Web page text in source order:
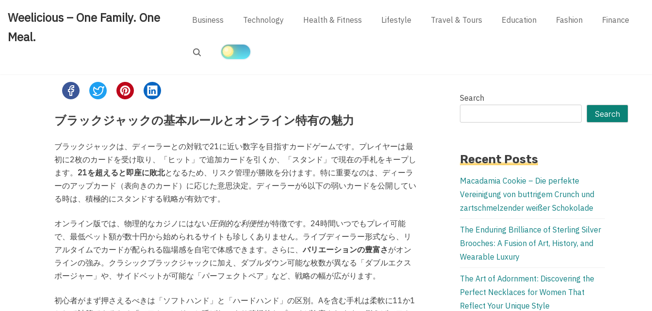
content
Weelicious – One Family. One
Meal.
Business Technology Health & Fitness Lifestyle Travel & Tours Education Fashion Finance
Search
Share
this
post
on:
ブラックジャックの基本ルールとオンライン特有の魅力
ブラックジャックは、ディーラーとの対戦で21に近い数字を目指すカードゲームです。プレイヤーは最
初に2枚のカードを受け取り、「ヒット」で追加カードを引くか、「スタンド」で現在の手札をキープし
ます。 21を超えると即座に敗北となるため、リスク管理が勝敗を分けます。特に重要なのは、ディーラ
ーのアップカード（表向きのカード）に応じた意思決定。ディーラーが6以下の弱いカードを公開してい
る時は、積極的にスタンドする戦略が有効です。
オンライン版では、物理的なカジノにはない圧倒的な利便性が特徴です。24時間いつでもプレイ可能
で、最低ベット額が数十円から始められるサイトも珍しくありません。ライブディーラー形式なら、リ
アルタイムでカードが配られる臨場感を自宅で体感できます。さらに、バリエーションの豊富さがオン
ラインの強み。クラシックブラックジャックに加え、ダブルダウン可能な枚数が異なる「ダブルエクス
ポージャー」や、サイドベットが可能な「パーフェクトペア」など、戦略の幅が広がります。
初心者がまず押さえるべきは「ソフトハンド」と「ハードハンド」の区別。Aを含む手札は柔軟に11か1
Search
Search
Recent Posts
Macadamia Cookie – Die perfekte
Vereinigung von buttrigem Crunch und
zartschmelzender weißer Schokolade
The Enduring Brilliance of Sterling Silver
Brooches: A Fusion of Art, History, and
Wearable Luxury
The Art of Adornment: Discovering the
Perfect Necklaces for Women That
Reflect Your Unique Style